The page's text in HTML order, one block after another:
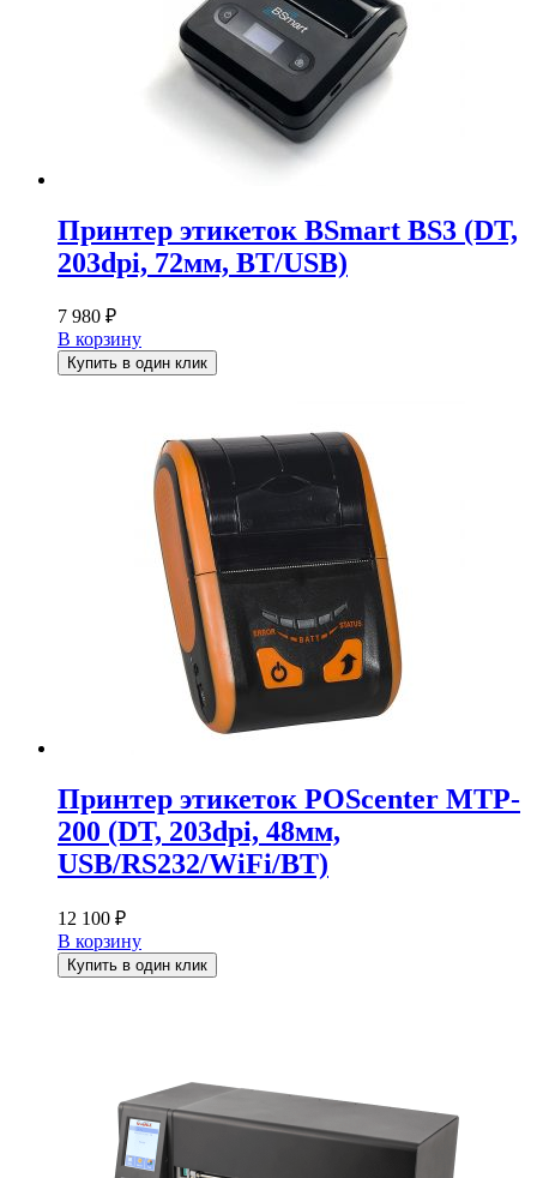
Принтер этикеток BSmart BS3 (DT,
203dpi, 72мм, BT/USB)
7 980 ₽
В корзину
Купить в один клик
Принтер этикеток POScenter MTP-
200 (DT, 203dpi, 48мм,
USB/RS232/WiFi/BT)
12 100 ₽
В корзину
Купить в один клик